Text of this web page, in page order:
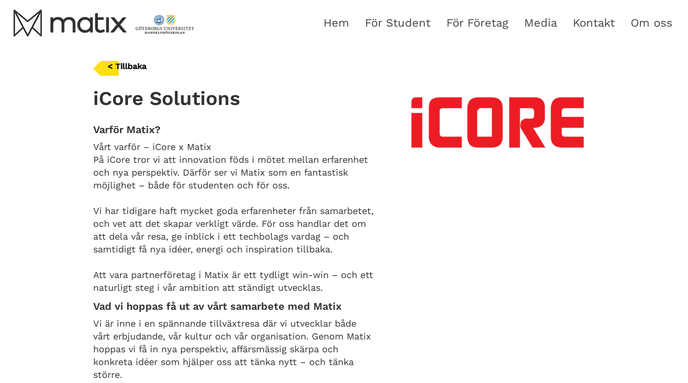
Hem För Student För Företag Media Kontakt Om oss
< Tillbaka
iCore Solutions
Varför Matix?
Vårt varför – iCore x Matix
På iCore tror vi att innovation föds i mötet mellan erfarenhet
och nya perspektiv. Därför ser vi Matix som en fantastisk
möjlighet – både för studenten och för oss.
Vi har tidigare haft mycket goda erfarenheter från samarbetet,
och vet att det skapar verkligt värde. För oss handlar det om
att dela vår resa, ge inblick i ett techbolags vardag – och
samtidigt få nya idéer, energi och inspiration tillbaka.
Att vara partnerföretag i Matix är ett tydligt win-win – och ett
naturligt steg i vår ambition att ständigt utvecklas.
Vad vi hoppas få ut av vårt samarbete med Matix
Vi är inne i en spännande tillväxtresa där vi utvecklar både
vårt erbjudande, vår kultur och vår organisation. Genom Matix
hoppas vi få in nya perspektiv, affärsmässig skärpa och
konkreta idéer som hjälper oss att tänka nytt – och tänka
större.